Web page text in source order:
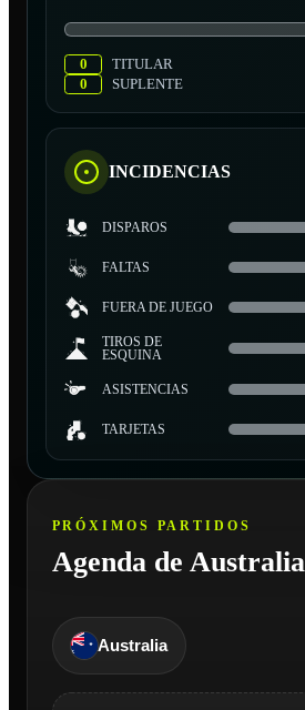
0
TITULAR
0
SUPLENTE
INCIDENCIAS
DISPAROS
FALTAS
FUERA DE JUEGO
TIROS DE
ESQUINA
ASISTENCIAS
TARJETAS
PRÓXIMOS PARTIDOS
Agenda de Australia
Australia